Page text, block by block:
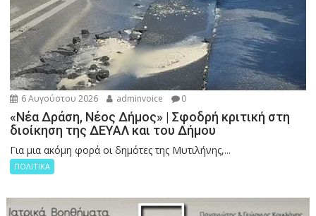
6 Αυγούστου 2026 adminvoice 0
«Νέα Δράση, Νέος Δήμος» | Σφοδρή κριτική στη
διοίκηση της ΔΕΥΑΛ και του Δήμου
Για μια ακόμη φορά οι δημότες της Μυτιλήνης,...
ΠΟΛΙΤΙΚΑ